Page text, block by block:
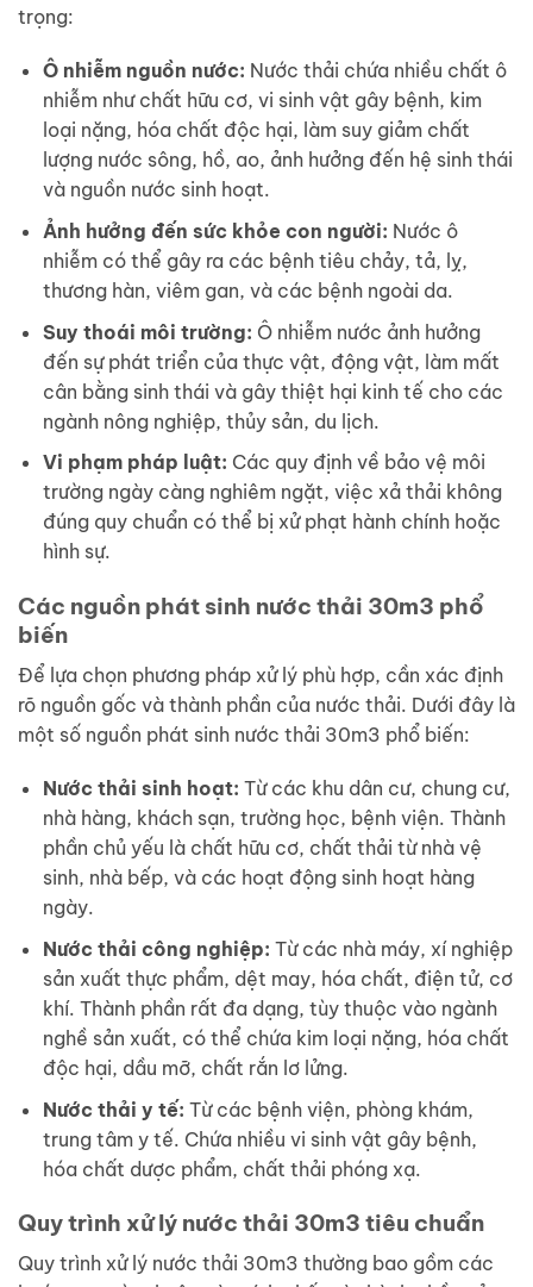
trọng:
Ô nhiễm nguồn nước: Nước thải chứa nhiều chất ô
nhiễm như chất hữu cơ, vi sinh vật gây bệnh, kim
loại nặng, hóa chất độc hại, làm suy giảm chất
lượng nước sông, hồ, ao, ảnh hưởng đến hệ sinh thái
và nguồn nước sinh hoạt.
Ảnh hưởng đến sức khỏe con người: Nước ô
nhiễm có thể gây ra các bệnh tiêu chảy, tả, lỵ,
thương hàn, viêm gan, và các bệnh ngoài da.
Suy thoái môi trường: Ô nhiễm nước ảnh hưởng
đến sự phát triển của thực vật, động vật, làm mất
cân bằng sinh thái và gây thiệt hại kinh tế cho các
ngành nông nghiệp, thủy sản, du lịch.
Vi phạm pháp luật: Các quy định về bảo vệ môi
trường ngày càng nghiêm ngặt, việc xả thải không
đúng quy chuẩn có thể bị xử phạt hành chính hoặc
hình sự.
Các nguồn phát sinh nước thải 30m3 phổ
biến
Để lựa chọn phương pháp xử lý phù hợp, cần xác định
rõ nguồn gốc và thành phần của nước thải. Dưới đây là
một số nguồn phát sinh nước thải 30m3 phổ biến:
Nước thải sinh hoạt: Từ các khu dân cư, chung cư,
nhà hàng, khách sạn, trường học, bệnh viện. Thành
phần chủ yếu là chất hữu cơ, chất thải từ nhà vệ
sinh, nhà bếp, và các hoạt động sinh hoạt hàng
ngày.
Nước thải công nghiệp: Từ các nhà máy, xí nghiệp
sản xuất thực phẩm, dệt may, hóa chất, điện tử, cơ
khí. Thành phần rất đa dạng, tùy thuộc vào ngành
nghề sản xuất, có thể chứa kim loại nặng, hóa chất
độc hại, dầu mỡ, chất rắn lơ lửng.
Nước thải y tế: Từ các bệnh viện, phòng khám,
trung tâm y tế. Chứa nhiều vi sinh vật gây bệnh,
hóa chất dược phẩm, chất thải phóng xạ.
Quy trình xử lý nước thải 30m3 tiêu chuẩn
Quy trình xử lý nước thải 30m3 thường bao gồm các